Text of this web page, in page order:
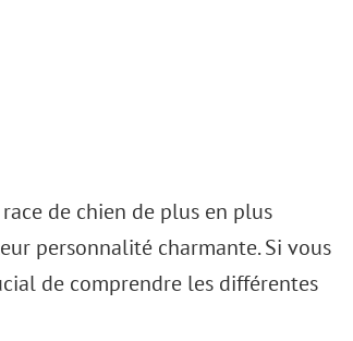
race de chien de plus en plus
personnalité charmante. Si vous
de comprendre les différentes